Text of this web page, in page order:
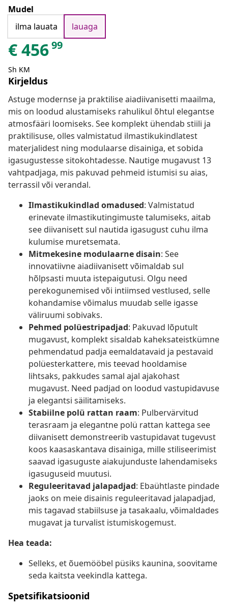
Mudel
ilma lauata
lauaga
€45699
Sh KM
Kirjeldus
Astuge modernse ja praktilise aiadiivanisetti maailma,
mis on loodud alustamiseks rahulikul õhtul elegantse
atmosfääri loomiseks. See komplekt ühendab stiili ja
praktilisuse, olles valmistatud ilmastikukindlatest
materjalidest ning modulaarse disainiga, et sobida
igasugustesse sitokohtadesse. Nautige mugavust 13
vahtpadjaga, mis pakuvad pehmeid istumisi su aias,
terrassil või verandal.
Ilmastikukindlad omadused: Valmistatud
erinevate ilmastikutingimuste talumiseks, aitab
see diivanisett sul nautida igasugust cuhu ilma
kulumise muretsemata.
Mitmekesine modulaarne disain: See
innovatiivne aiadiivanisett võimaldab sul
hõlpsasti muuta istepaigutusi. Olgu need
perekogunemised või intiimsed vestlused, selle
kohandamise võimalus muudab selle igasse
väliruumi sobivaks.
Pehmed polüestripadjad: Pakuvad lõputult
mugavust, komplekt sisaldab kaheksateistkümne
pehmendatud padja eemaldatavaid ja pestavaid
polüesterkattere, mis teevad hooldamise
lihtsaks, pakkudes samal ajal ajakohast
mugavust. Need padjad on loodud vastupidavuse
ja elegantsi säilitamiseks.
Stabiilne polü rattan raam: Pulbervärvitud
terasraam ja elegantne polü rattan kattega see
diivanisett demonstreerib vastupidavat tugevust
koos kaasaskantava disainiga, mille stiliseerimist
saavad igasuguste aiakujunduste lahendamiseks
igasuguseid muutusi.
Reguleeritavad jalapadjad: Ebaühtlaste pindade
jaoks on meie disainis reguleeritavad jalapadjad,
mis tagavad stabiilsuse ja tasakaalu, võimaldades
mugavat ja turvalist istumiskogemust.
Hea teada:
Selleks, et õuemööbel püsiks kaunina, soovitame
seda kaitsta veekindla kattega.
Spetsifikatsioonid